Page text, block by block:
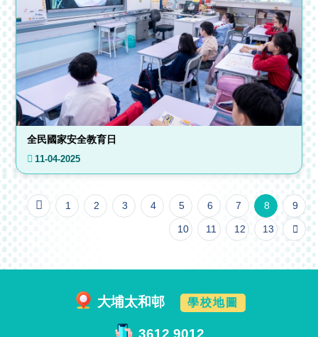
全民國家安全教育日
11-04-2025
1 2 3 4 5 6 7 8 9
10 11 12 13
大埔太和邨 學校地圖
3612 9012